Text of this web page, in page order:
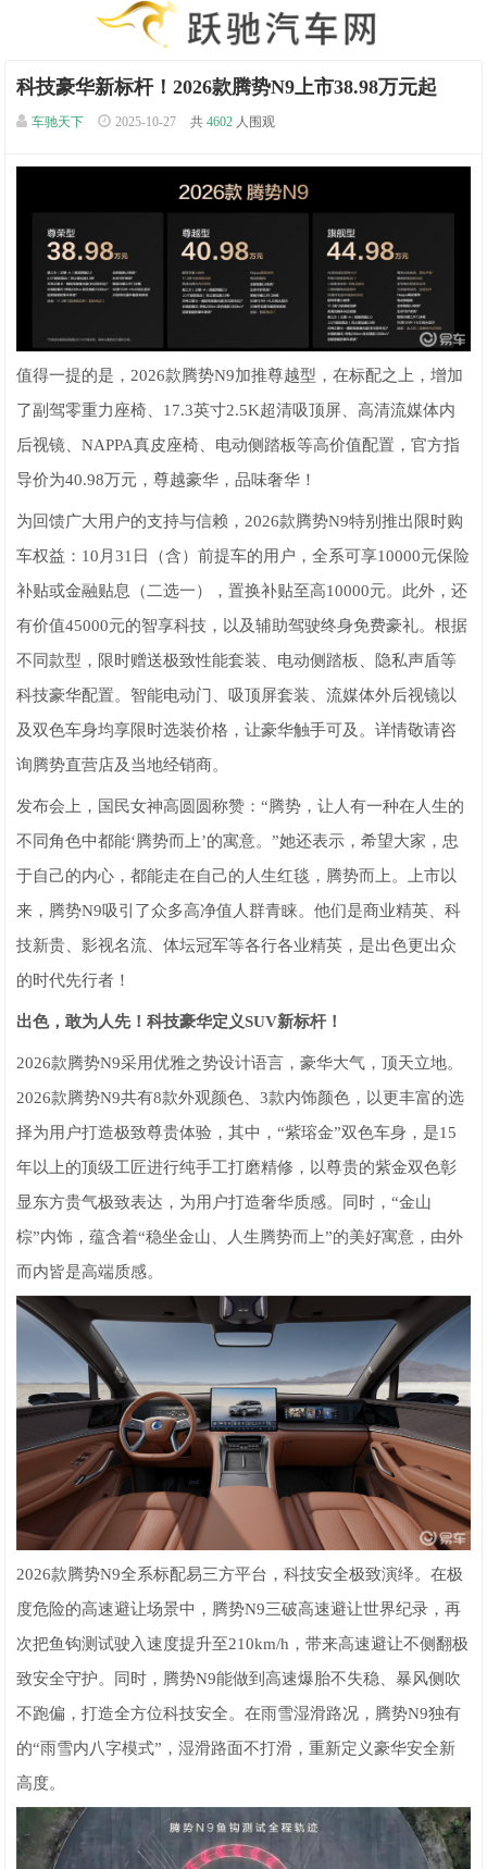
科技豪华新标杆！2026款腾势N9上市38.98万元起
车驰天下 2025-10-27 共 4602 人围观
值得一提的是，2026款腾势N9加推尊越型，在标配之上，增加
了副驾零重力座椅、17.3英寸2.5K超清吸顶屏、高清流媒体内
后视镜、NAPPA真皮座椅、电动侧踏板等高价值配置，官方指
导价为40.98万元，尊越豪华，品味奢华！
为回馈广大用户的支持与信赖，2026款腾势N9特别推出限时购
车权益：10月31日（含）前提车的用户，全系可享10000元保险
补贴或金融贴息（二选一），置换补贴至高10000元。此外，还
有价值45000元的智享科技，以及辅助驾驶终身免费豪礼。根据
不同款型，限时赠送极致性能套装、电动侧踏板、隐私声盾等
科技豪华配置。智能电动门、吸顶屏套装、流媒体外后视镜以
及双色车身均享限时选装价格，让豪华触手可及。详情敬请咨
询腾势直营店及当地经销商。
发布会上，国民女神高圆圆称赞：“腾势，让人有一种在人生的
不同角色中都能‘腾势而上’的寓意。”她还表示，希望大家，忠
于自己的内心，都能走在自己的人生红毯，腾势而上。上市以
来，腾势N9吸引了众多高净值人群青睐。他们是商业精英、科
技新贵、影视名流、体坛冠军等各行各业精英，是出色更出众
的时代先行者！
出色，敢为人先！科技豪华定义SUV新标杆！
2026款腾势N9采用优雅之势设计语言，豪华大气，顶天立地。
2026款腾势N9共有8款外观颜色、3款内饰颜色，以更丰富的选
择为用户打造极致尊贵体验，其中，“紫瑢金”双色车身，是15
年以上的顶级工匠进行纯手工打磨精修，以尊贵的紫金双色彰
显东方贵气极致表达，为用户打造奢华质感。同时，“金山
棕”内饰，蕴含着“稳坐金山、人生腾势而上”的美好寓意，由外
而内皆是高端质感。
2026款腾势N9全系标配易三方平台，科技安全极致演绎。在极
度危险的高速避让场景中，腾势N9三破高速避让世界纪录，再
次把鱼钩测试驶入速度提升至210km/h，带来高速避让不侧翻极
致安全守护。同时，腾势N9能做到高速爆胎不失稳、暴风侧吹
不跑偏，打造全方位科技安全。在雨雪湿滑路况，腾势N9独有
的“雨雪内八字模式”，湿滑路面不打滑，重新定义豪华安全新
高度。